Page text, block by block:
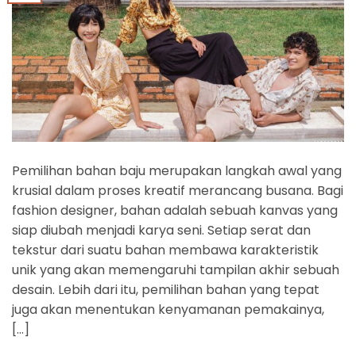
Pemilihan bahan baju merupakan langkah awal yang
krusial dalam proses kreatif merancang busana. Bagi
fashion designer, bahan adalah sebuah kanvas yang
siap diubah menjadi karya seni. Setiap serat dan
tekstur dari suatu bahan membawa karakteristik
unik yang akan memengaruhi tampilan akhir sebuah
desain. Lebih dari itu, pemilihan bahan yang tepat
juga akan menentukan kenyamanan pemakainya,
[…]